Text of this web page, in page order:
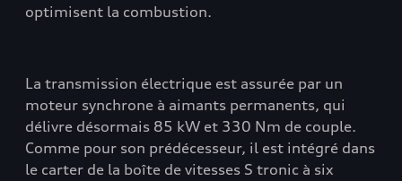
optimisent la combustion.
La transmission électrique est assurée par un
moteur synchrone à aimants permanents, qui
délivre désormais 85 kW et 330 Nm de couple.
Comme pour son prédécesseur, il est intégré dans
le carter de la boîte de vitesses S tronic à six